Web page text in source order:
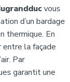
vous
d’un bardage
thermique. En
entre la façade
Par
garantit une